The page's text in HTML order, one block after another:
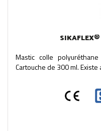
Mastic colle
Cartouche de 300 ml.